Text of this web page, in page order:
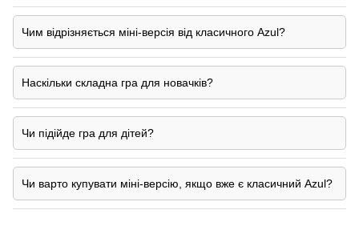
Чим відрізняється міні-версія від класичного Azul?
Наскільки складна гра для новачків?
Чи підійде гра для дітей?
Чи варто купувати міні-версію, якщо вже є класичний Azul?